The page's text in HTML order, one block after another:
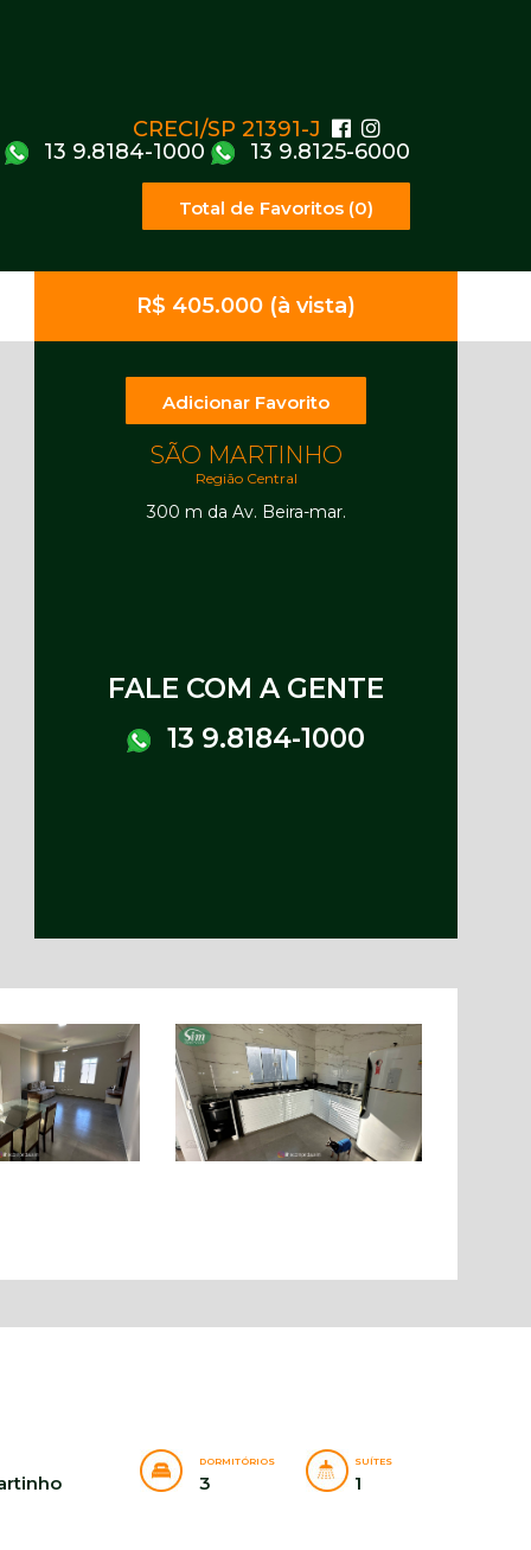
CRECI/SP 21391-J
13 9.8184-1000
13 9.8125-6000
Total de Favoritos (0)
R$ 405.000 (à vista)
Adicionar Favorito
SÃO MARTINHO
Região Central
300 m da Av. Beira-mar.
FALE COM A GENTE
13 9.8184-1000
DORMITÓRIOS
3
SUÍTES
1